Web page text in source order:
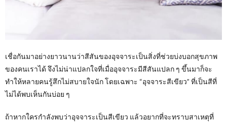
เชื่อกันมาอย่างยาวนานว่าสีสันของอุจจาระเป็นสิ่งที่ช่วยบ่งบอกสุขภาพ
ของคนเราได้ จึงไม่น่าแปลกใจที่เมื่ออุจจาระมีสีสันแปลก ๆ ขึ้นมาก็จะ
ทำให้หลายคนรู้สึกไม่สบายใจนัก โดยเฉพาะ “อุจจาระสีเขียว” ที่เป็นสีที่
ไม่ได้พบเห็นกันบ่อย ๆ
ถ้าหากใครกำลังพบว่าอุจจาระเป็นสีเขียว แล้วอยากที่จะทราบสาเหตุที่